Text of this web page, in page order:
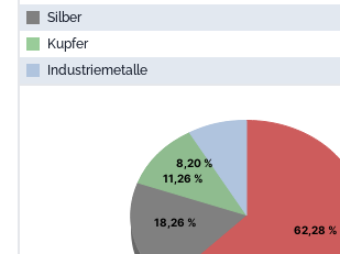
Silber
Kupfer
Industriemetalle
Pie chart with 4 slices.
View as data table, Chart
62,28 %
18,26 %
11,26 %
8,20 %